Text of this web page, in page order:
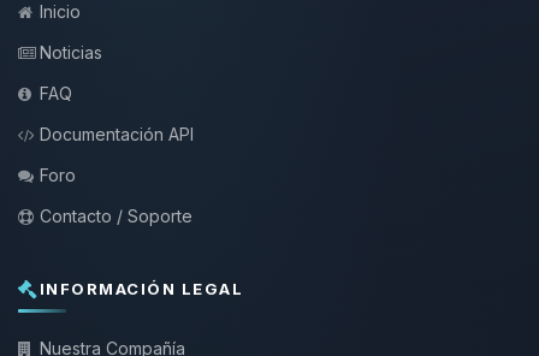
Inicio
Noticias
FAQ
Documentación API
Foro
Contacto / Soporte
INFORMACIÓN LEGAL
Nuestra Compañía